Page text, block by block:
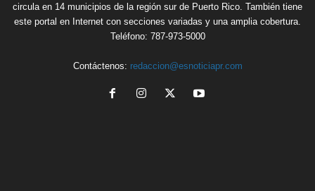
circula en 14 municipios de la región sur de Puerto Rico. También tiene
este portal en Internet con secciones variadas y una amplia cobertura.
Teléfono: 787-973-5000
Contáctenos: redaccion@esnoticiapr.com